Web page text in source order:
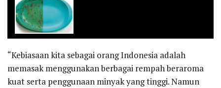
“Kebiasaan kita sebagai orang Indonesia adalah
memasak menggunakan berbagai rempah beraroma
kuat serta penggunaan minyak yang tinggi. Namun